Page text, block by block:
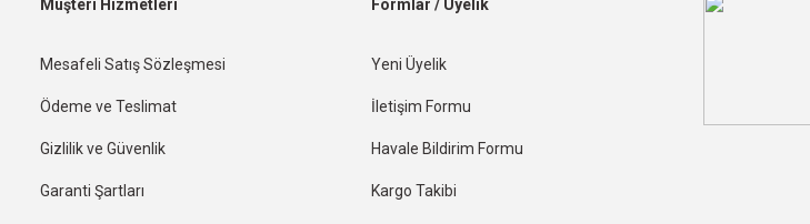
Müşteri Hizmetleri
Mesafeli Satış Sözleşmesi
Ödeme ve Teslimat
Gizlilik ve Güvenlik
Garanti Şartları
Formlar / Üyelik
Yeni Üyelik
İletişim Formu
Havale Bildirim Formu
Kargo Takibi